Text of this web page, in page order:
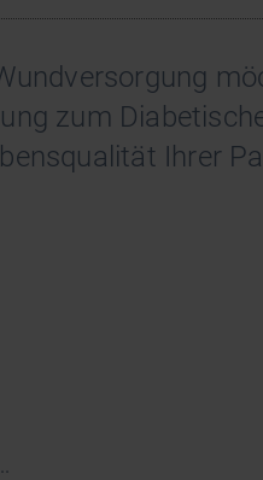
zum
Ihrer